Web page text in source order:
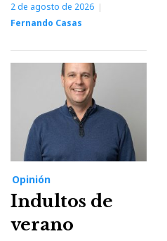
2 de agosto de 2026
Fernando Casas
Opinión
Indultos de
verano